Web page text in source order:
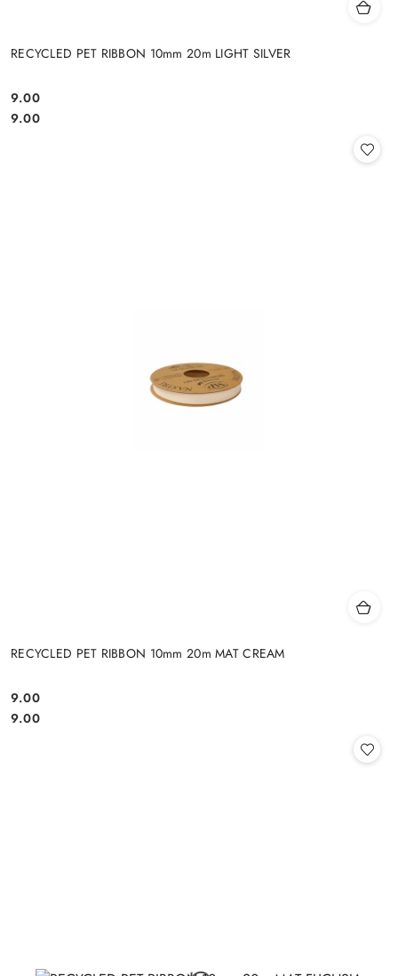
RECYCLED PET RIBBON 10mm 20m LIGHT SILVER
Cena:
9.00
Cena:
9.00
RECYCLED PET RIBBON 10mm 20m MAT CREAM
Cena:
9.00
Cena:
9.00